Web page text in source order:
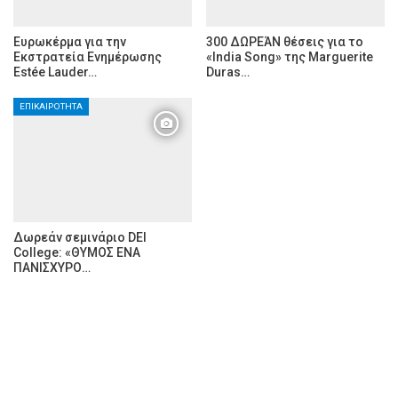
Ευρωκέρμα για την
Εκστρατεία Ενημέρωσης
Estée Lauder…
300 ΔΩΡΕΆΝ θέσεις για το
«India Song» της Marguerite
Duras…
ΕΠΙΚΑΙΡΌΤΗΤΑ
Δωρεάν σεμινάριο DEI
College: «ΘΥΜΟΣ ΕΝΑ
ΠΑΝΙΣΧΥΡΟ…